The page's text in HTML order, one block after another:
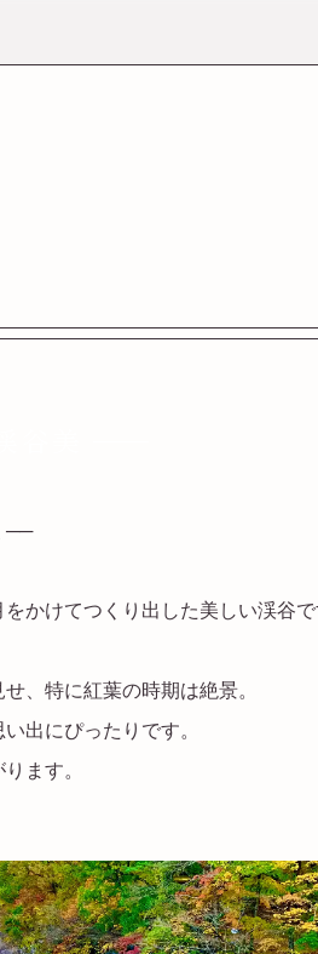
──
かけてつくり出した美しい渓谷で
、特に紅葉の時期は絶景。
出にぴったりです。
ます。